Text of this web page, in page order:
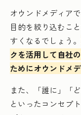
オウンドメディア
目的を絞り込むこ
すくなるでしょう。
クを活用して自社
ためにオウンドメ
また、「誰に」「
といったコンセプ